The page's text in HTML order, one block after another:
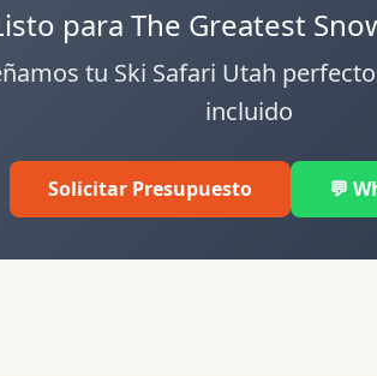
para The Greatest
tu Ski Safari Utah
incluido
Solicitar Presupuesto 💬